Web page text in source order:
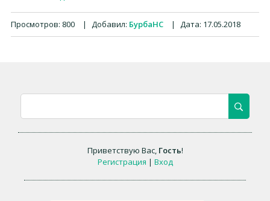
Просмотров: 800 | Добавил: БурбаНС | Дата: 17.05.2018
Приветствую Вас, Гость!
Регистрация | Вход